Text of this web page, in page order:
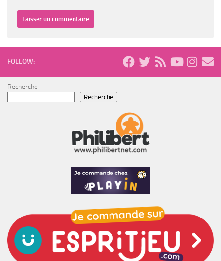
FOLLOW:
Recherche
Recherche